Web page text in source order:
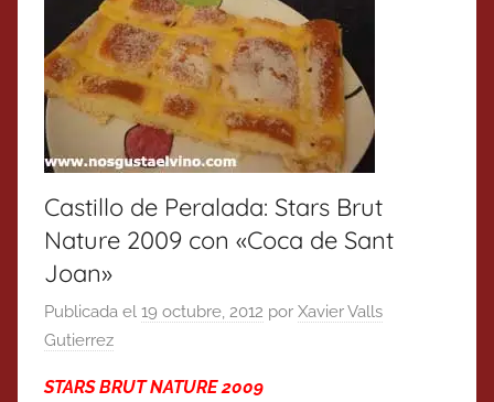
Castillo de Peralada: Stars Brut
Nature 2009 con «Coca de Sant
Joan»
Publicada el 19 octubre, 2012 por Xavier Valls
Gutierrez
STARS BRUT NATURE 2009